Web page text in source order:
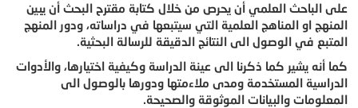
على الباحث العلمي أن يحرص من خلال كتابة مقترح البحث أن يبين
المنهج او المناهج العلمية التي سيتبعها في دراساته، ودور المنهج
المتبع في الوصول الى النتائج الدقيقة للرسالة البحثية.
كما أنه يشير كما ذكرنا الى عينة الدراسة وكيفية اختيارها، والأدوات
الدراسية المستخدمة ومدى ملاءمتها ودورها بالوصول الى
المعلومات والبيانات الموثوقة والصحيحة.